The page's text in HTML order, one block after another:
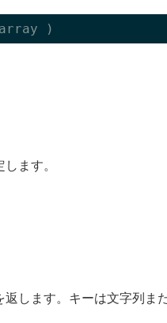
ます。
します。キーは文字列ま